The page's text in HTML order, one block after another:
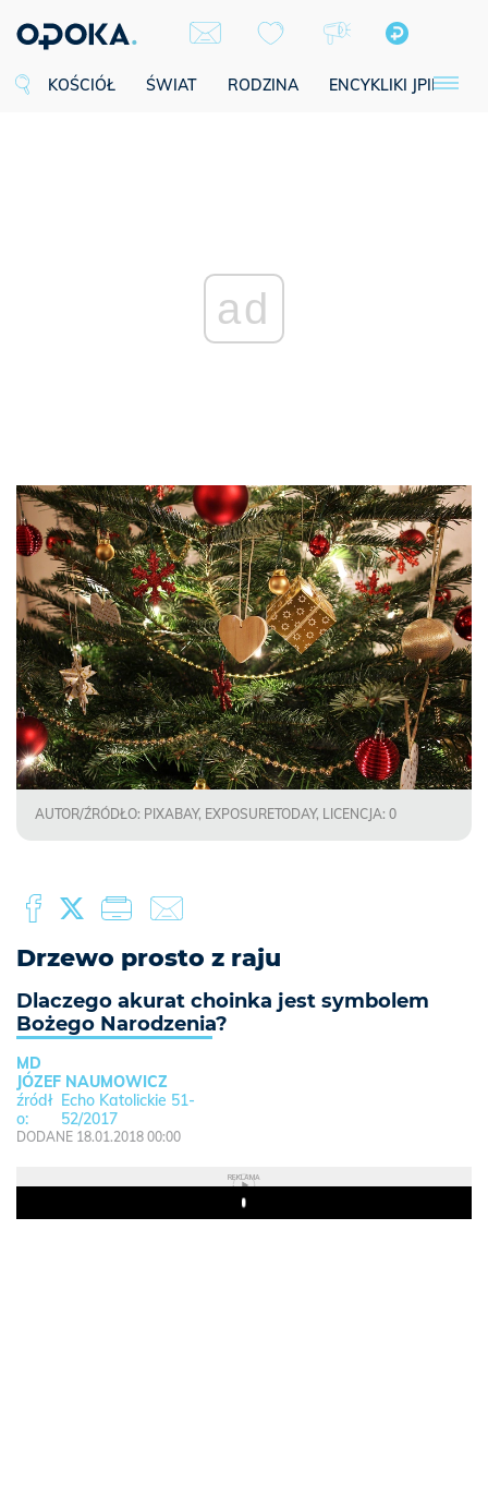
KOŚCIÓŁ ŚWIAT RODZINA ENCYKLIKI JPII
ad
AUTOR/ŹRÓDŁO: PIXABAY, EXPOSURETODAY, LICENCJA: 0
Drzewo prosto z raju
Dlaczego akurat choinka jest symbolem
Bożego Narodzenia?
MD
JÓZEF NAUMOWICZ
Echo Katolickie 51-
52/2017
DODANE 18.01.2018 00:00
REKLAMA
Play